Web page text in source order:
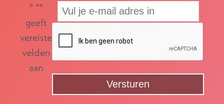
" *"
geeft
vereiste
velden
aan